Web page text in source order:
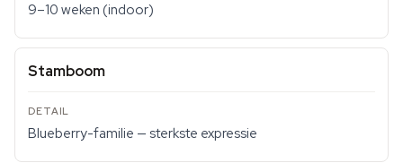
9–10 weken (indoor)
Stamboom
Blueberry-familie — sterkste expressie